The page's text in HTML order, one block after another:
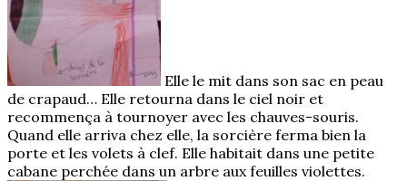
Elle le mit dans son sac en peau
de crapaud… Elle retourna dans le ciel noir et
recommença à tournoyer avec les chauves-souris.
Quand elle arriva chez elle, la sorcière ferma bien la
porte et les volets à clef. Elle habitait dans une petite
cabane perchée dans un arbre aux feuilles violettes.